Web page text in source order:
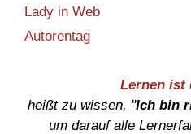
Lady in Web
Autorentag
Lernen ist
heißt zu wissen, "Ich bin
um darauf alle